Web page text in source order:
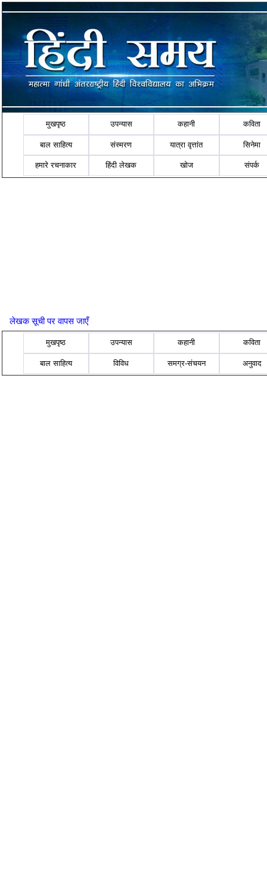
मुखपृष्ठ उपन्यास कहानी कविता
बाल साहित्य संस्मरण यात्रा वृत्तांत सिनेमा
हमारे रचनाकार हिंदी लेखक खोज संपर्क
लेखक सूची पर वापस जाएँ
मुखपृष्ठ उपन्यास कहानी कविता
बाल साहित्य विविध समग्र-संचयन अनुवाद